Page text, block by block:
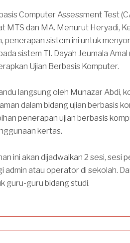
Computer Assessment Test
MTS dan MA. Menurut Heryadi,
penerapan sistem ini untuk
sistem TI. Dayah Jeumala
Ujian Berbasis Komputer.
langsung oleh Munazar Abdi,
dalam bidang ujian berbasis
penerapan ujian berbasis
kertas.
ini akan dijadwalkan 2 sesi, sesi
admin atau operator di sekolah.
guru-guru bidang studi.